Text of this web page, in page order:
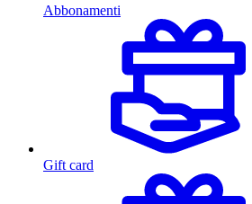
Abbonamenti
Gift card